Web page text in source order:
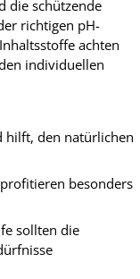
die schützende
richtigen pH-
achten
individuellen
hilft, den natürlichen
besonders
sollten die